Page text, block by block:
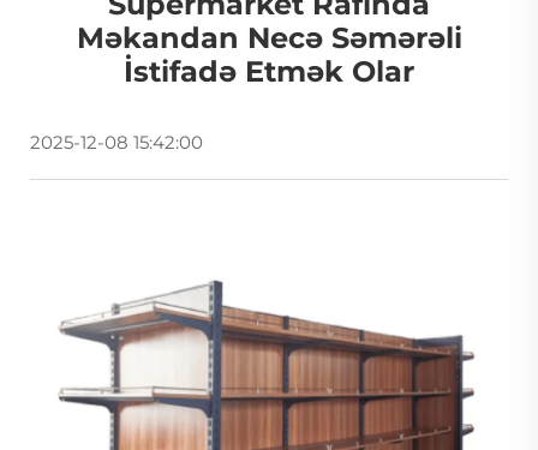
Məkandan Necə Səmərəli
İstifadə Etmək Olar
2025-12-08 15:42:00